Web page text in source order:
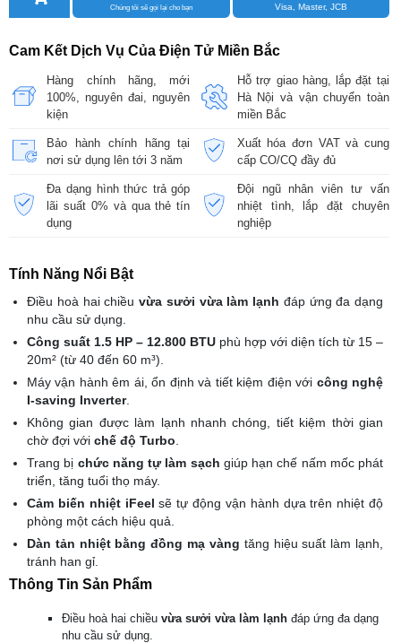
Chúng tôi sẽ gọi lại cho bạn Visa, Master, JCB
Cam Kết Dịch Vụ Của Điện Tử Miền Bắc
Hàng chính hãng, mới
100%, nguyên đai, nguyên
kiện
Hỗ trợ giao hàng, lắp đặt tại
Hà Nội và vận chuyển toàn
miền Bắc
Bảo hành chính hãng tại
nơi sử dụng lên tới 3 năm
Xuất hóa đơn VAT và cung
cấp CO/CQ đầy đủ
Đa dạng hình thức trả góp
lãi suất 0% và qua thẻ tín
dụng
Đội ngũ nhân viên tư vấn
nhiệt tình, lắp đặt chuyên
nghiệp
Tính Năng Nổi Bật
Điều hoà hai chiều vừa sưởi vừa làm lạnh đáp ứng đa dạng
nhu cầu sử dụng.
Công suất 1.5 HP – 12.800 BTU phù hợp với diện tích từ 15 –
20m² (từ 40 đến 60 m³).
Máy vận hành êm ái, ổn định và tiết kiệm điện với công nghệ
I-saving Inverter.
Không gian được làm lạnh nhanh chóng, tiết kiệm thời gian
chờ đợi với chế độ Turbo
Trang bị chức năng tự làm sạch giúp hạn chế nấm mốc phát
triển, tăng tuổi thọ máy.
Cảm biến nhiệt iFeel sẽ tự động vận hành dựa trên nhiệt độ
phòng một cách hiệu quả.
Dàn tản nhiệt bằng đồng mạ vàng tăng hiệu suất làm lạnh,
tránh han gỉ.
Thông Tin Sản Phẩm
Điều hoà hai chiều vừa sưởi vừa làm lạnh đáp ứng đa dạng
nhu cầu sử dụng.